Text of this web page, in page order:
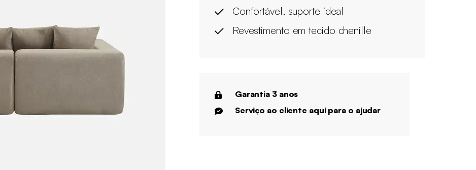
Confortável, suporte ideal
Revestimento em tecido chenille
Garantia 3 anos
Serviço ao cliente aqui para o ajudar